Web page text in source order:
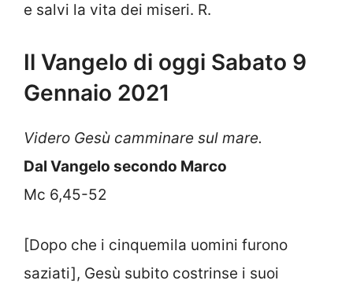
e salvi la vita dei miseri. R.
Il Vangelo di oggi Sabato 9
Gennaio 2021
Videro Gesù camminare sul mare.
Dal Vangelo secondo Marco
Mc 6,45-52
[Dopo che i cinquemila uomini furono
saziati], Gesù subito costrinse i suoi